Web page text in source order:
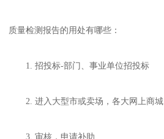
质量检测报告的用处有哪些：
1. 招投标-部门、事业单位招投标
2. 进入大型市或卖场，各大网上商城
3. 审核，申请补助